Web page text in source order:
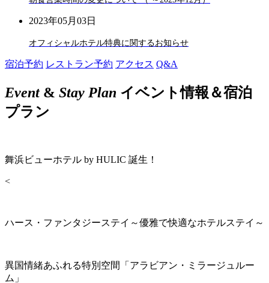
2023年05月03日
オフィシャルホテル特典に関するお知らせ
宿泊予約 レストラン予約 アクセス Q&A
Event& Stay Plan イベント情報＆宿泊
プラン
舞浜ビューホテル by HULIC 誕生！
<
ハース・ファンタジーステイ～優雅で快適なホテルステイ～
異国情緒あふれる特別空間「アラビアン・ミラージュルー
ム」